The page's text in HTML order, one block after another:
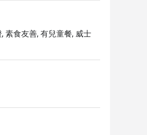
味升華，締造非凡享受。
素食友善, 有兒童餐, 威士